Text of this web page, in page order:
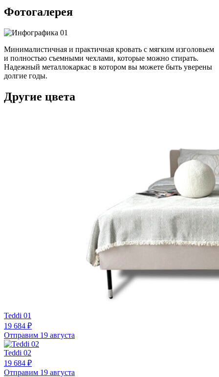
Фотогалерея
Минималистичная и практичная кровать с мягким изголовьем
и полностью съемными чехлами, которые можно стирать.
Надежный металлокаркас в котором вы можете быть уверены
долгие годы.
Другие цвета
Teddi 01
19 684 ₽
Отправим 19 августа
Teddi 02
19 684 ₽
Отправим 19 августа